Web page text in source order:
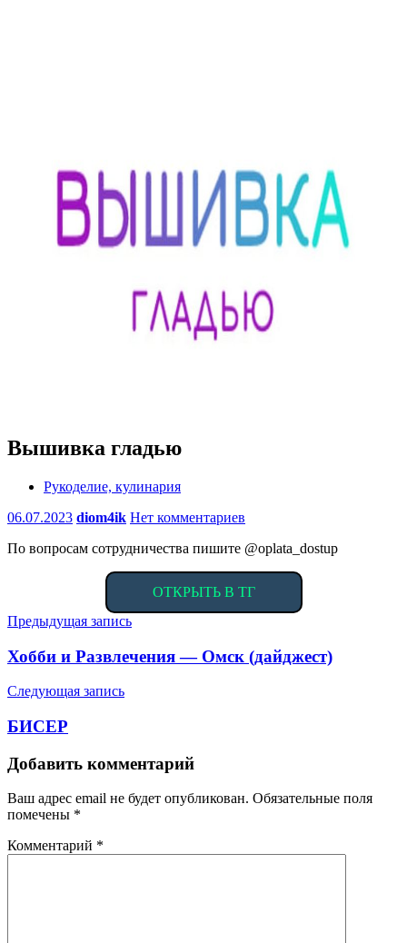
Вышивка гладью
Рукоделие, кулинария
06.07.2023 diom4ik Нет комментариев
По вопросам сотрудничества пишите @oplata_dostup
ОТКРЫТЬ В ТГ
Навигация
по
Предыдущая запись
Хобби и Развлечения — Омск (дайджест)
Следующая запись
БИСЕР
Добавить комментарий
Ваш адрес email не будет опубликован. Обязательные поля
помечены *
Комментарий *